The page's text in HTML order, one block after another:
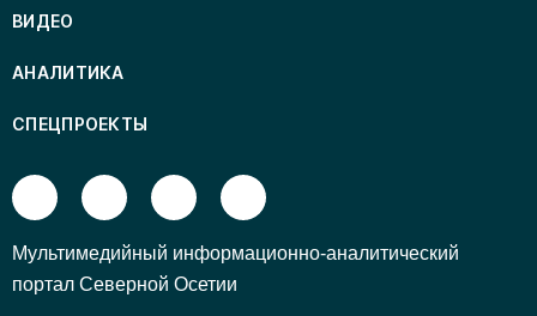
ВИДЕО
АНАЛИТИКА
СПЕЦПРОЕКТЫ
Mультимедийный информационно-аналитический
портал Северной Осетии